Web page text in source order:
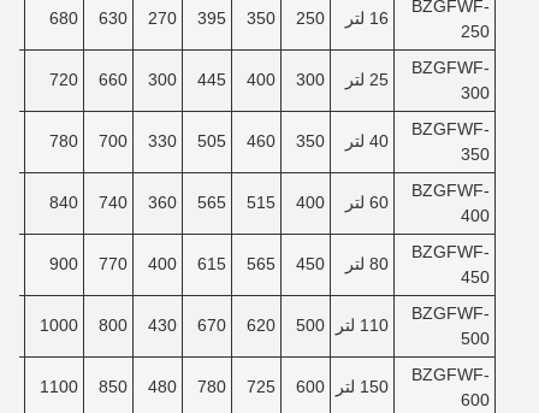
BZGFWF-
250
16 لتر 250
350
395
270
630
680
BZGFWF-
300
25 لتر 300
400
445
300
660
720
BZGFWF-
350
40 لتر 350
460
505
330
700
780
BZGFWF-
400
60 لتر 400
515
565
360
740
840
BZGFWF-
450
80 لتر 450
565
615
400
770
900
BZGFWF-
500
110 لتر 500
620
670
430
800
1000
BZGFWF-
600
150 لتر 600
725
780
480
850
1100